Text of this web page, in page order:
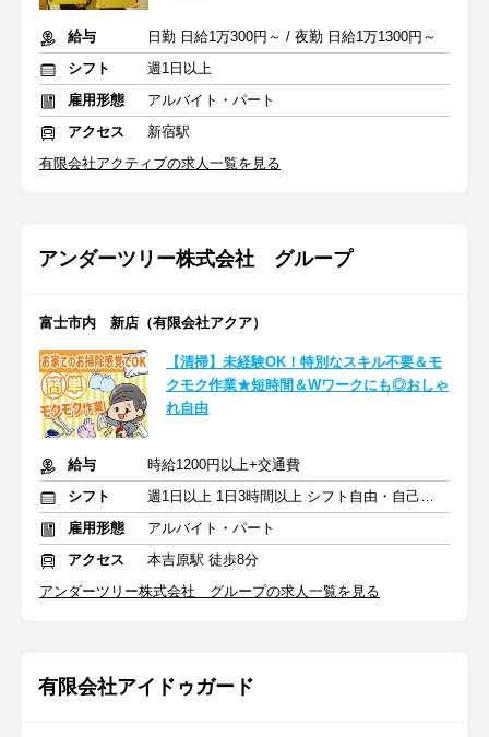
給与
日勤 日給1万300円～ / 夜勤 日給1万1300円～
シフト
週1日以上
雇用形態
アルバイト・パート
アクセス
新宿駅
有限会社アクティブの求人一覧を見る
アンダーツリー株式会社 グループ
富士市内 新店（有限会社アクア）
【清掃】未経験OK！特別なスキル不要＆モ
クモク作業★短時間＆Wワークにも◎おしゃ
れ自由
給与
時給1200円以上+交通費
シフト
週1日以上 1日3時間以上 シフト自由・自己申告
雇用形態
アルバイト・パート
アクセス
本吉原駅 徒歩8分
アンダーツリー株式会社 グループの求人一覧を見る
有限会社アイドゥガード